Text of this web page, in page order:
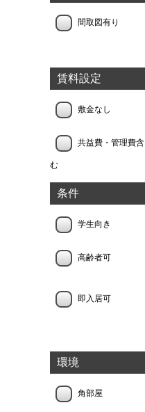
間取図有り
賃料設定
敷金なし
共益費・管理費含
む
条件
学生向き
高齢者可
即入居可
環境
角部屋